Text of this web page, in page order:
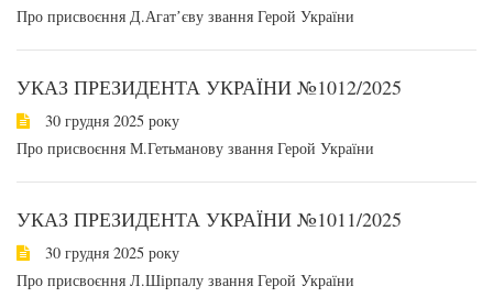
Про присвоєння Д.Агатʼєву звання Герой України
УКАЗ ПРЕЗИДЕНТА УКРАЇНИ №1012/2025
30 грудня 2025 року
Про присвоєння М.Гетьманову звання Герой України
УКАЗ ПРЕЗИДЕНТА УКРАЇНИ №1011/2025
30 грудня 2025 року
Про присвоєння Л.Шірпалу звання Герой України